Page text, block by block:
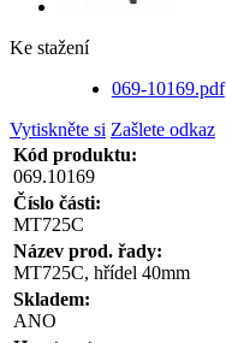
Ke stažení
069-10169.pdf
Vytiskněte si Zašlete odkaz
Kód produktu:
069.10169
Číslo části:
MT725C
Název prod. řady:
MT725C, hřídel 40mm
Skladem:
ANO